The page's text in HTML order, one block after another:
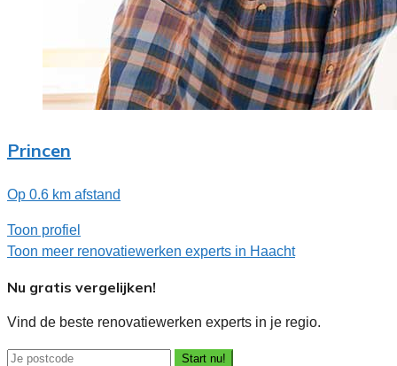
Princen
Op 0.6 km afstand
Toon profiel
Toon meer renovatiewerken experts in Haacht
Nu gratis vergelijken!
Vind de beste renovatiewerken experts in je regio.
Start nu!